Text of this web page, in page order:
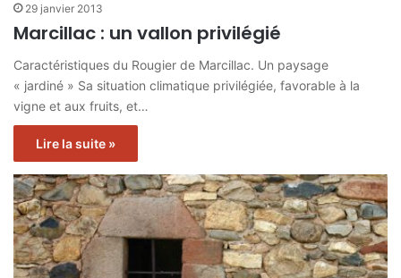
29 janvier 2013
Marcillac : un vallon privilégié
Caractéristiques du Rougier de Marcillac. Un paysage
« jardiné » Sa situation climatique privilégiée, favorable à la
vigne et aux fruits, et…
Lire la suite »